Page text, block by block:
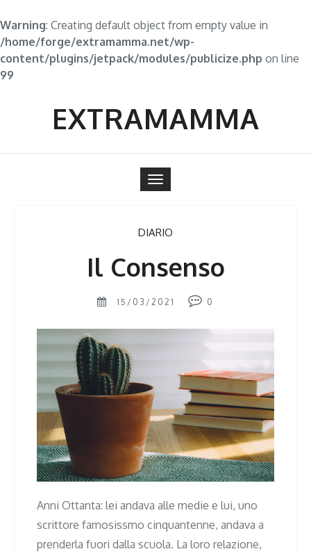
Warning: Creating default object from empty value in
/home/forge/extramamma.net/wp-
content/plugins/jetpack/modules/publicize.php on line
99
EXTRAMAMMA
Toggle
navigation
DIARIO
Il Consenso
15/03/2021 0
Anni Ottanta: lei andava alle medie e lui, uno
scrittore famosissmo cinquantenne, andava a
prenderla fuori dalla scuola. La loro relazione,